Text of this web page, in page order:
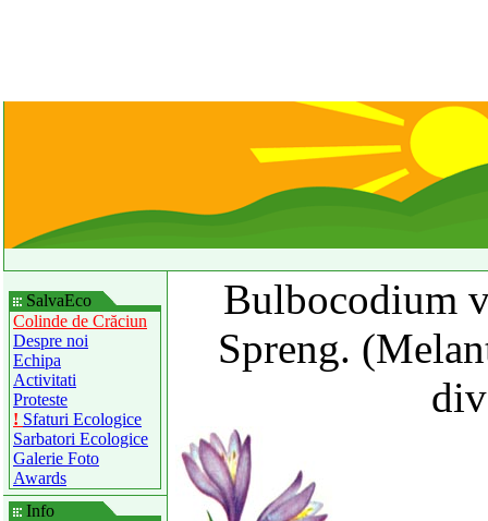
SalvaEco
Colinde de Crăciun
Despre noi
Echipa
Activitati
Proteste
! Sfaturi Ecologice
Sarbatori Ecologice
Galerie Foto
Awards
Info
Bulbocodium
Spreng.